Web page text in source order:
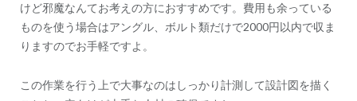
けど邪魔なんてお考えの方におすすめです。費用も余っている
ものを使う場合はアングル、ボルト類だけで2000円以内で収ま
りますのでお手軽ですよ。
この作業を行う上で大事なのはしっかり計測して設計図を描く